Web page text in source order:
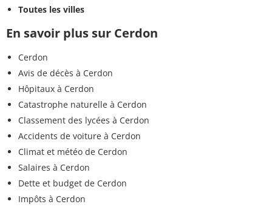
Toutes les villes
En savoir plus sur Cerdon
Cerdon
Avis de décès à Cerdon
Hôpitaux à Cerdon
Catastrophe naturelle à Cerdon
Classement des lycées à Cerdon
Accidents de voiture à Cerdon
Climat et météo de Cerdon
Salaires à Cerdon
Dette et budget de Cerdon
Impôts à Cerdon